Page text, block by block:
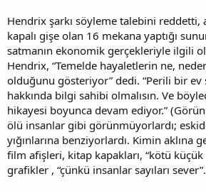
Hendrix şarkı söyleme talebini reddetti,
kapalı gişe olan 16 mekana yaptığı
satmanın ekonomik gerçekleriyle ilgili
Hendrix, “Temelde hayaletlerin ne,
olduğunu gösteriyor” dedi. “Perili bir ev
hakkında bilgi sahibi olmalısın. Ve
hikayesi boyunca devam ediyor.”
ölü insanlar gibi görünmüyorlardı;
yığınlarına benziyorlardı. Kimin aklına
film afişleri, kitap kapakları, “kötü küçük
grafikler , “çünkü insanlar sayıları sever”.